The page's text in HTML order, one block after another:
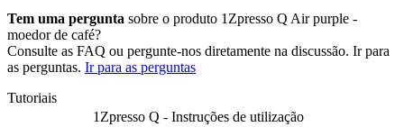
Tem uma pergunta sobre o produto 1Zpresso Q Air purple -
moedor de café?
Consulte as FAQ ou pergunte-nos diretamente na discussão. Ir para
as perguntas. Ir para as perguntas
Tutoriais
1Zpresso Q - Instruções de utilização